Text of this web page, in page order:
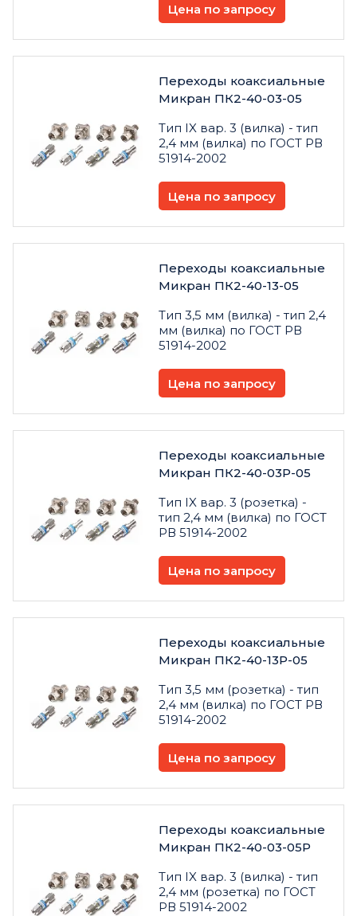
Цена по запросу
Переходы коаксиальные
Микран ПК2-40-03-05
Тип IX вар. 3 (вилка) - тип
2,4 мм (вилка) по ГОСТ РВ
51914-2002
Цена по запросу
Переходы коаксиальные
Микран ПК2-40-13-05
Тип 3,5 мм (вилка) - тип 2,4
мм (вилка) по ГОСТ РВ
51914-2002
Цена по запросу
Переходы коаксиальные
Микран ПК2-40-03Р-05
Тип IX вар. 3 (розетка) -
тип 2,4 мм (вилка) по ГОСТ
РВ 51914-2002
Цена по запросу
Переходы коаксиальные
Микран ПК2-40-13Р-05
Тип 3,5 мм (розетка) - тип
2,4 мм (вилка) по ГОСТ РВ
51914-2002
Цена по запросу
Переходы коаксиальные
Микран ПК2-40-03-05Р
Тип IX вар. 3 (вилка) - тип
2,4 мм (розетка) по ГОСТ
РВ 51914-2002